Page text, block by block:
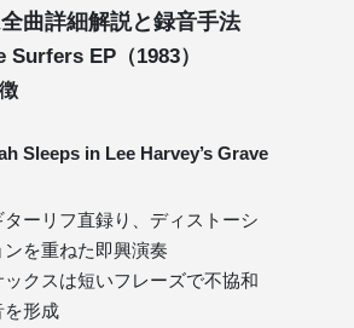
曲詳細解説と録音手法
EP（1983）
Sleeps in Lee Harvey’s Grave
ターリフ直録り、ディストーシ
ンを重ねた即興演奏
ックスは短いフレーズで不協和
を形成